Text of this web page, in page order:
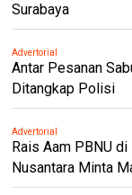
Surabaya
Advertorial
Antar Pesanan
Ditangkap Polisi
Advertorial
Rais Aam PBNU
Nusantara Minta